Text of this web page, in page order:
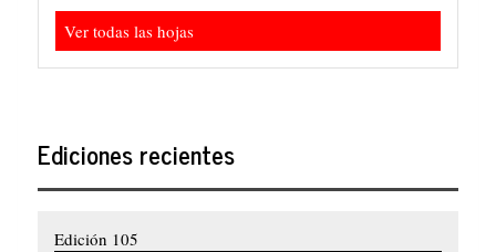
Ver todas las hojas
Ediciones recientes
Edición 105